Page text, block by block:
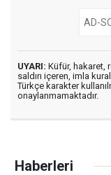
UYARI: Küfür, hakaret,
saldırı içeren, imla
Türkçe karakter
onaylanmamaktadır.
Haberleri